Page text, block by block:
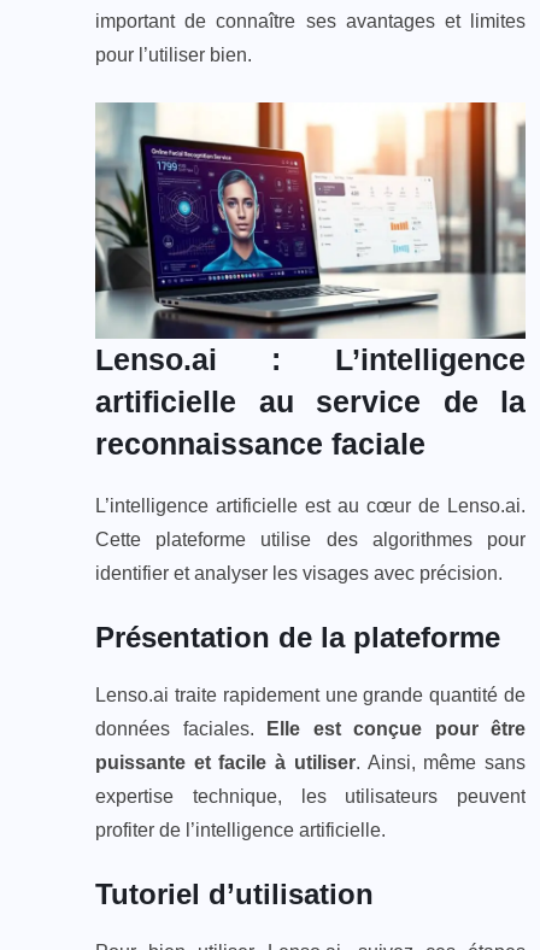
important de connaître ses avantages et limites
pour l’utiliser bien.
Lenso.ai : L’intelligence
artificielle au service de la
reconnaissance faciale
L’intelligence artificielle est au cœur de Lenso.ai.
Cette plateforme utilise des algorithmes pour
identifier et analyser les visages avec précision.
Présentation de la plateforme
Lenso.ai traite rapidement une grande quantité de
données faciales.
Elle est conçue pour être
puissante et facile à utiliser. Ainsi, même sans
expertise technique, les utilisateurs peuvent
profiter de l’intelligence artificielle.
Tutoriel d’utilisation